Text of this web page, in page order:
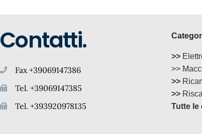
Contatti.
Fax +39069147386
Tel. +39069147385
Tel. +393920978135
>>
>>
>>
>>
Tutte le